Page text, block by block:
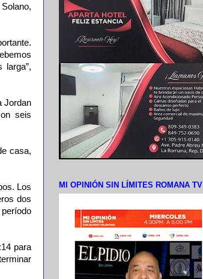
larga”,
Jordan
seis
casa,
Los
dos
para
MI OPINIÓN SIN LÍMITES ROMANA TV